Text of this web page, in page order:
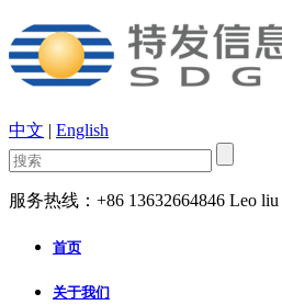
中文 | English
服务热线：+86 13632664846 Leo liu
首页
关于我们